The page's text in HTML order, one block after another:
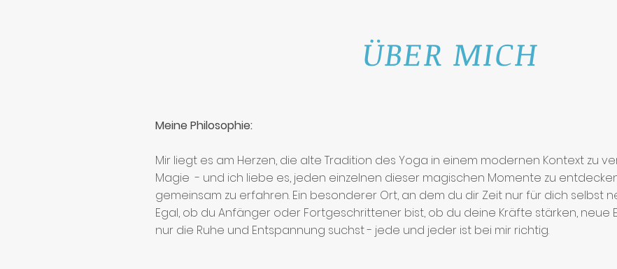
ÜBER MICH
Meine Philosophie:
Mir liegt es am Herzen, die alte Tradition des Yoga in einem modernen Kontext zu
Magie - und ich liebe es, jeden einzelnen dieser magischen Momente zu
gemeinsam zu erfahren. Ein besonderer Ort, an dem du dir Zeit nur für dich selbst
Egal, ob du Anfänger oder Fortgeschrittener bist, ob du deine Kräfte stärken,
nur die Ruhe und Entspannung suchst - jede und jeder ist bei mir richtig.